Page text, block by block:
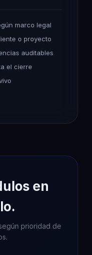
marco legal
o proyecto
auditables
el cierre
en
prioridad de